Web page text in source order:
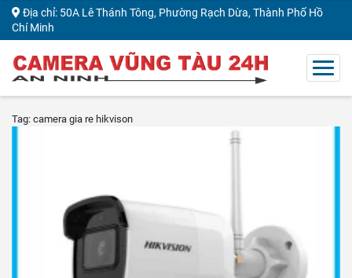
Địa chỉ: 50A Lê Thánh Tông, Phường Rạch Dừa, Thành Phố Hồ
Chí Minh
Tag: camera gia re hikvison